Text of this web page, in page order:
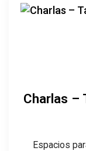
Charlas –
Espacios